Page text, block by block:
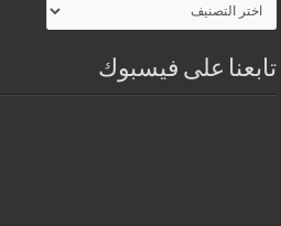
الموقـع
تابعنا على فيسبوك